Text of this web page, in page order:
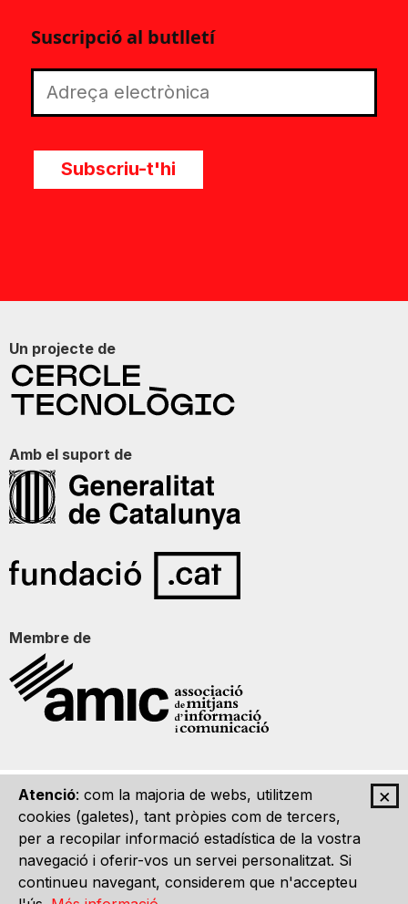
×
Atenció: com la majoria de webs, utilitzem
cookies (galetes), tant pròpies com de tercers,
per a recopilar informació estadística de la vostra
navegació i oferir-vos un servei personalitzat. Si
continueu navegant, considerem que n'accepteu
Suscripció al butlletí
Subscriu-t'hi
Un projecte de
Amb el suport de
Membre de
Qui som Contacte Imatge Gràfica Avís legal